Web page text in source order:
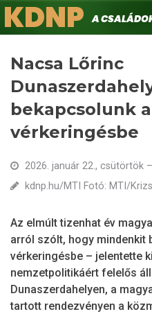
Ugrás
a
Keresés
KDNPA családokért.
Nacsa Lőrinc
bekapcsolunk
vérkeringésbe
2026. január 22., csütörtök
kdnp.hu/MTI Fotó: MTI/
Az elmúlt tizenhat év
arról szólt, hogy mindenkit
vérkeringésbe – jelentette
nemzetpolitikáért felelős
Dunaszerdahelyen, a
tartott rendezvényen a